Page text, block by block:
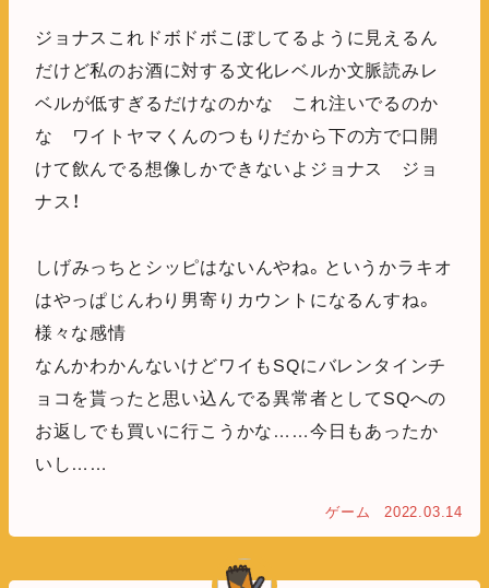
ジョナスこれドボドボこぼしてるように見えるん
だけど私のお酒に対する文化レベルか文脈読みレ
ベルが低すぎるだけなのかな これ注いでるのか
な ワイトヤマくんのつもりだから下の方で口開
けて飲んでる想像しかできないよジョナス ジョ
ナス！
しげみっちとシッピはないんやね。というかラキオ
はやっぱじんわり男寄りカウントになるんすね。
様々な感情
なんかわかんないけどワイもSQにバレンタインチ
ョコを貰ったと思い込んでる異常者としてSQへの
お返しでも買いに行こうかな……今日もあったか
いし……
ゲーム 2022.03.14